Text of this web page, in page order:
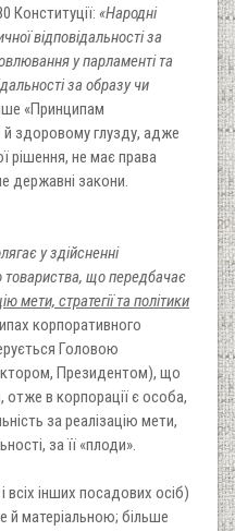
Конституції: «Народні
відповідальності за
у парламенті та
за образу чи
«Принципам
й здоровому глузду, адже
рішення, не має права
державні закони.
у здійсненні
товариства, що передбачає
мети, стратегії та політики
корпоративного
Головою
Президентом), що
в корпорації є особа,
за реалізацію мети,
за її «плоди».
всіх інших посадових осіб)
матеріальною; більше